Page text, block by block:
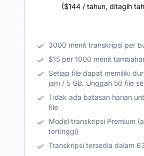
($144 / tahun, ditagih
3000 menit transkripsi per
$15 per 1000 menit
Setiap file dapat memiliki
jam / 5 GB. Unggah 50 file
Tidak ada batasan harian
file
Model transkripsi Premium
tertinggi)
Transkripsi tersedia dalam